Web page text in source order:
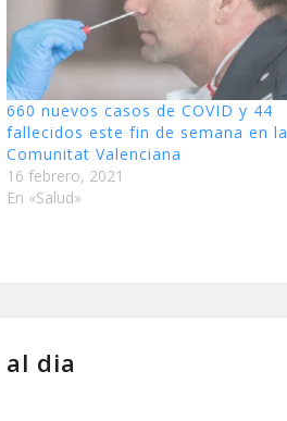
660 nuevos casos de COVID y 44
fallecidos este fin de semana en la
Comunitat Valenciana
16 febrero, 2021
En «Salud»
dia